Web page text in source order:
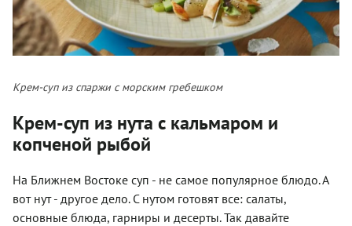
Крем-суп из спаржи с морским гребешком
Крем-суп из нута с кальмаром и
копченой рыбой
На Ближнем Востоке суп - не самое популярное блюдо. А
вот нут - другое дело. С нутом готовят все: салаты,
основные блюда, гарниры и десерты. Так давайте